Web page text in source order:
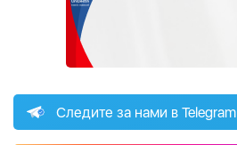
Следите за нами в Telegram